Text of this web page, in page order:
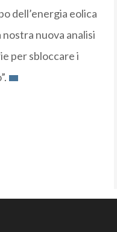
dell’energia eolica
nuova analisi
per sbloccare i